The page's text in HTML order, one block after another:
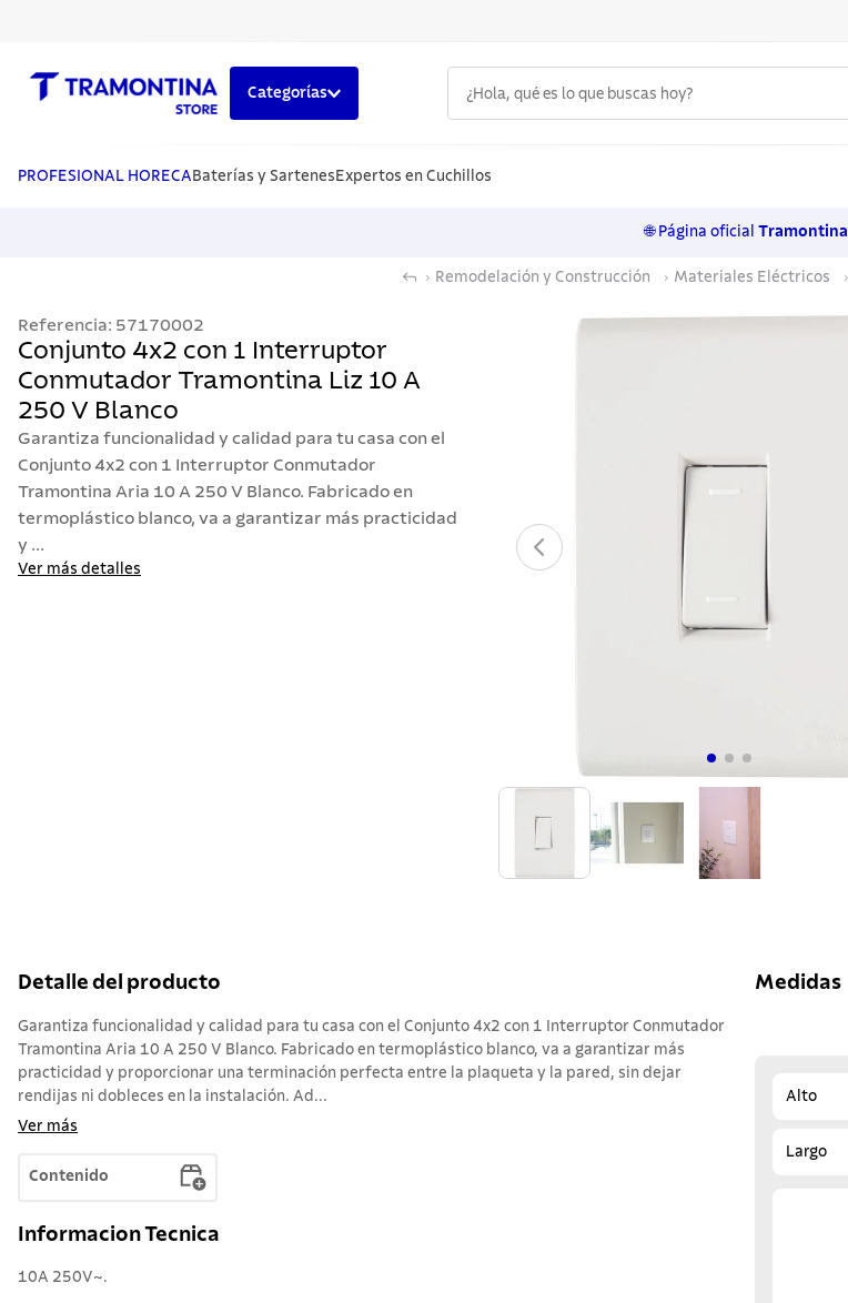
Categorías
PROFESIONAL HORECA Baterías y Sartenes Expertos en Cuchillos
🌐 Página oficial Tramontina
Remodelación y Construcción Materiales Eléctricos
Referencia: 57170002
Conjunto 4x2 con 1 Interruptor
Conmutador Tramontina Liz 10 A
250 V Blanco
Garantiza funcionalidad y calidad para tu casa con el
Conjunto 4x2 con 1 Interruptor Conmutador
Tramontina Aria 10 A 250 V Blanco. Fabricado en
termoplástico blanco, va a garantizar más practicidad
y ...
Ver más detalles
Detalle del producto
Garantiza funcionalidad y calidad para tu casa con el Conjunto 4x2 con 1 Interruptor Conmutador
Tramontina Aria 10 A 250 V Blanco. Fabricado en termoplástico blanco, va a garantizar más
practicidad y proporcionar una terminación perfecta entre la plaqueta y la pared, sin dejar
rendijas ni dobleces en la instalación. Ad...
Ver más
Contenido
Informacion Tecnica
10A 250V~.
Medidas
Alto
Largo
1.
cuchillos
5 . ollas